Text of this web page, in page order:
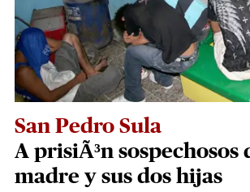
San Pedro Sula
A prisiÃ³n sospechosos
madre y sus dos hijas